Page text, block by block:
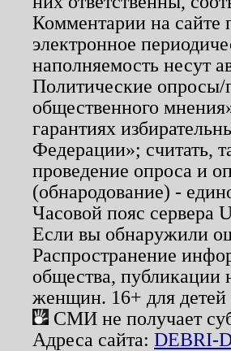
Комментарии на
электронное
наполняемость несут
Политические опросы/
общественного
гарантиях
Федерации»; считать,
проведение опроса и
(обнародование) -
Часовой пояс сервера
Если вы обнаружили
Распространение
общества, публикации
женщин. 16+ для детей
СМИ не получает
Адреса сайта: DEBRI-